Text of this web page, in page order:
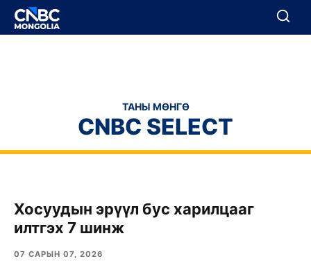
BREAKING
Цуцлах
ТАНЫ МӨНГӨ
CNBC SELECT
Хосуудын эрүүл бус харилцааг
илтгэх 7 шинж
07 САРЫН 07, 2026